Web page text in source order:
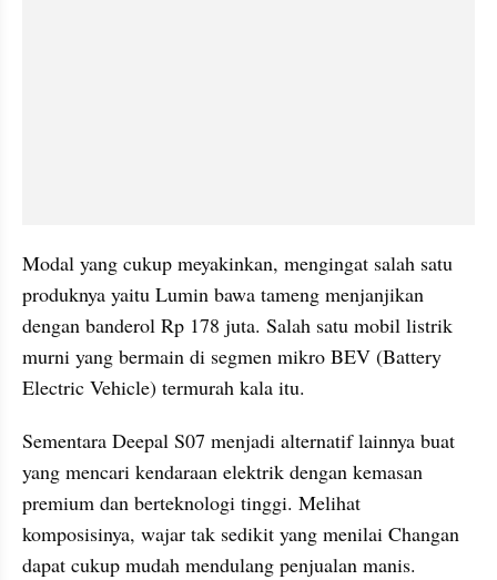
Modal yang cukup meyakinkan, mengingat salah satu
produknya yaitu Lumin bawa tameng menjanjikan
dengan banderol Rp 178 juta. Salah satu mobil listrik
murni yang bermain di segmen mikro BEV (Battery
Electric Vehicle) termurah kala itu.
Sementara Deepal S07 menjadi alternatif lainnya buat
yang mencari kendaraan elektrik dengan kemasan
premium dan berteknologi tinggi. Melihat
komposisinya, wajar tak sedikit yang menilai Changan
dapat cukup mudah mendulang penjualan manis.